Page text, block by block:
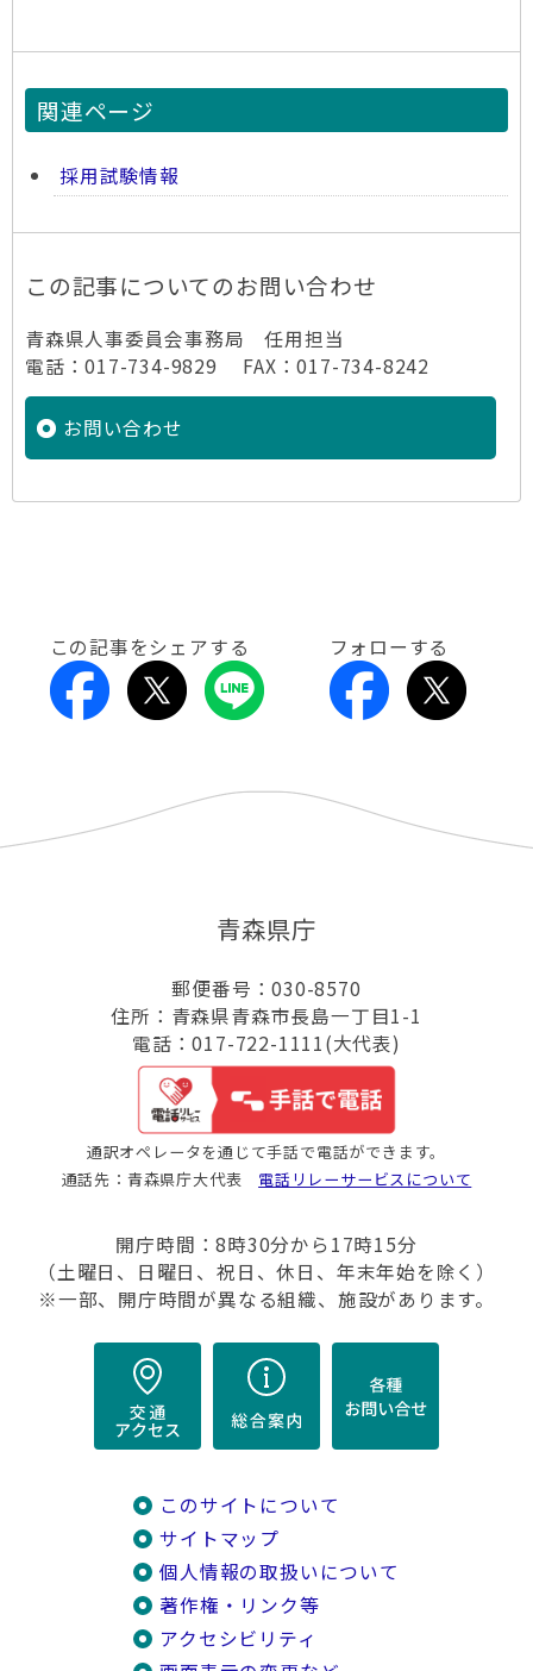
関連ページ
採用試験情報
この記事についてのお問い合わせ
青森県人事委員会事務局 任用担当
電話：017-734-9829 FAX：017-734-8242
お問い合わせ
この記事をシェアする フォローする
青森県庁
郵便番号：030-8570
住所：青森県青森市長島一丁目1-1
電話：017-722-1111(大代表)
通訳オペレータを通じて手話で電話ができます。
通話先：青森県庁大代表 電話リレーサービスについて
開庁時間：8時30分から17時15分
（土曜日、日曜日、祝日、休日、年末年始を除く）
※一部、開庁時間が異なる組織、施設があります。
このサイトについて
サイトマップ
個人情報の取扱いについて
著作権・リンク等
アクセシビリティ